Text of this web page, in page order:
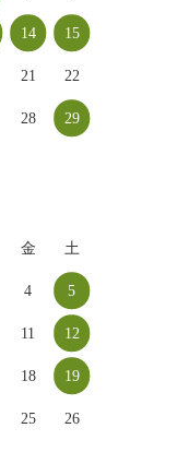
14 15
21 22
28 29
金 土
4 5
11 12
18 19
25 26